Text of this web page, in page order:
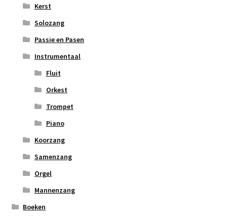
Kerst
Solozang
Passie en Pasen
Instrumentaal
Fluit
Orkest
Trompet
Piano
Koorzang
Samenzang
Orgel
Mannenzang
Boeken